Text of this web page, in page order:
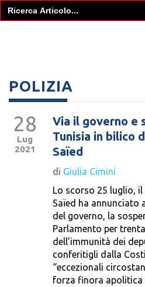
Search
for:
POLIZIA
28
Lug
2021
Via il governo e
Tunisia in bilico
Saïed
di Giulia Cimini
Lo scorso 25 luglio,
Saïed ha annunciato
del governo, la
Parlamento per
dell’immunità dei
conferitigli dalla
“eccezionali
forza finora apolitica